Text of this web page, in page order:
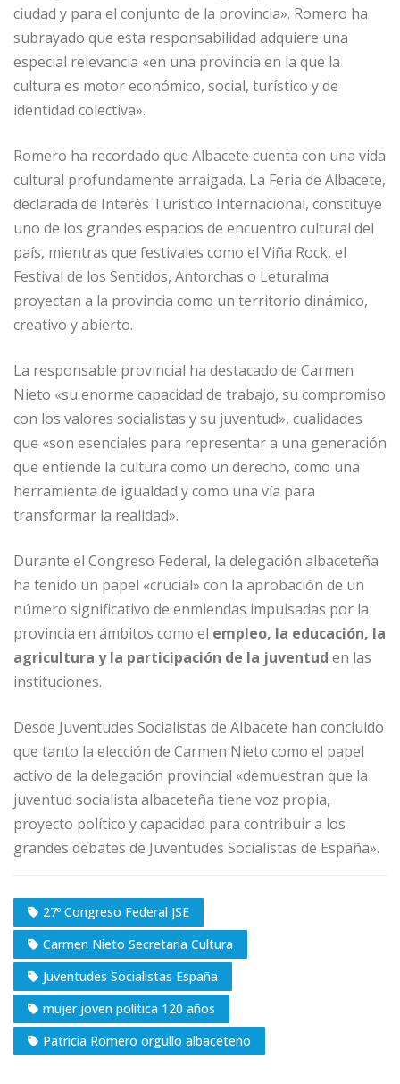
ciudad y para el conjunto de la provincia». Romero ha
subrayado que esta responsabilidad adquiere una
especial relevancia «en una provincia en la que la
cultura es motor económico, social, turístico y de
identidad colectiva».
Romero ha recordado que Albacete cuenta con una vida
cultural profundamente arraigada. La Feria de Albacete,
declarada de Interés Turístico Internacional, constituye
uno de los grandes espacios de encuentro cultural del
país, mientras que festivales como el Viña Rock, el
Festival de los Sentidos, Antorchas o Leturalma
proyectan a la provincia como un territorio dinámico,
creativo y abierto.
La responsable provincial ha destacado de Carmen
Nieto «su enorme capacidad de trabajo, su compromiso
con los valores socialistas y su juventud», cualidades
que «son esenciales para representar a una generación
que entiende la cultura como un derecho, como una
herramienta de igualdad y como una vía para
transformar la realidad».
Durante el Congreso Federal, la delegación albaceteña
ha tenido un papel «crucial» con la aprobación de un
número significativo de enmiendas impulsadas por la
provincia en ámbitos como el empleo, la educación, la
agricultura y la participación de la juventud en las
instituciones.
Desde Juventudes Socialistas de Albacete han concluido
que tanto la elección de Carmen Nieto como el papel
activo de la delegación provincial «demuestran que la
juventud socialista albaceteña tiene voz propia,
proyecto político y capacidad para contribuir a los
grandes debates de Juventudes Socialistas de España».
27º Congreso Federal JSE
Carmen Nieto Secretaria Cultura
Juventudes Socialistas España
mujer joven política 120 años
Patricia Romero orgullo albaceteño